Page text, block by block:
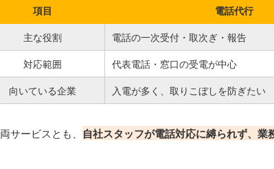
項目
電話代行
主な役割
電話の一次受付・取次ぎ・報告
対応範囲
代表電話・窓口の受電が中心
向いている企業
入電が多く、取りこぼしを防ぎたい
両サービスとも、 自社スタッフが電話対応に縛られず、